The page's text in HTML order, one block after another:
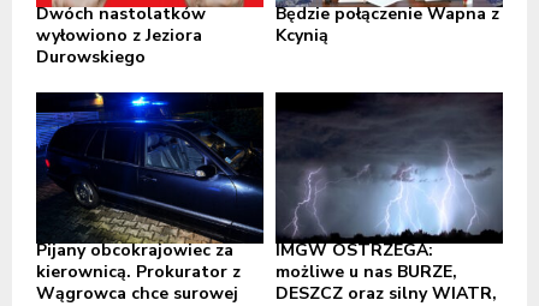
Dwóch nastolatków
wyłowiono z Jeziora
Durowskiego
Będzie połączenie Wapna z
Kcynią
Pijany obcokrajowiec za
kierownicą. Prokurator z
Wągrowca chce surowej
IMGW OSTRZEGA:
możliwe u nas BURZE,
DESZCZ oraz silny WIATR,